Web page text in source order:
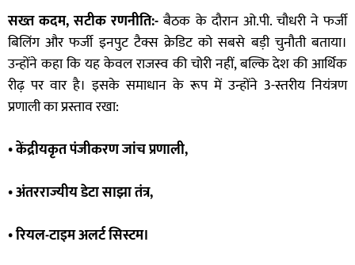
सख्त कदम, सटीक रणनीति:-बैठक के दौरान ओ.पी. चौधरी ने फर्जी
बिलिंग और फर्जी इनपुट टैक्स क्रेडिट को सबसे बड़ी चुनौती बताया।
उन्होंने कहा कि यह केवल राजस्व की चोरी नहीं, बल्कि देश की आर्थिक
रीढ़ पर वार है। इसके समाधान के रूप में उन्होंने 3-स्तरीय नियंत्रण
प्रणाली का प्रस्ताव रखा:
• केंद्रीयकृत पंजीकरण जांच प्रणाली,
• अंतरराज्यीय डेटा साझा तंत्र,
• रियल-टाइम अलर्ट सिस्टम।